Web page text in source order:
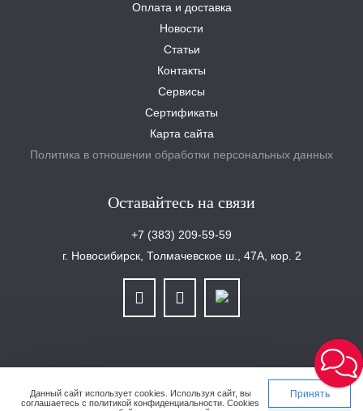
Оплата и доставка
Новости
Статьи
Контакты
Сервисы
Сертификаты
Карта сайта
Политика в отношении обработки персональных данных
Оставайтесь на связи
+7 (383) 209-59-59
г. Новосибирск, Толмачевское ш., 47А, кор. 2
ООО «Уралплит» | ИНН/КПП 6679025768/667901001 | ОГРН 1126679029465
Данный сайт использует cookies.
Используя сайт, вы
соглашаетесь с политикой конфиденциальности . Cookies
Принять